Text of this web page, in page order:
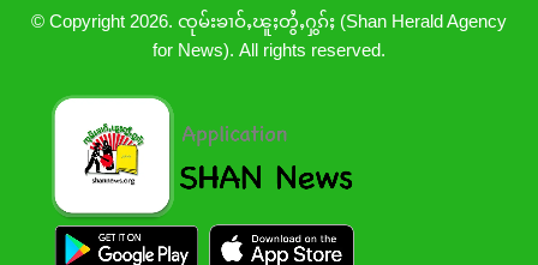
© Copyright 2026. ၸုမ်းၶၢဝ်ႇၽူႈတွႆႇႁွၵ်ႈ (Shan Herald Agency
for News). All rights reserved.